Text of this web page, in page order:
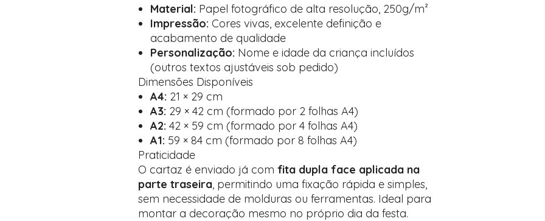
Material: Papel fotográfico de alta resolução, 250g/m²
Impressão: Cores vivas, excelente definição e
acabamento de qualidade
Personalização: Nome e idade da criança incluídos
(outros textos ajustáveis sob pedido)
Dimensões Disponíveis
A4: 21 × 29 cm
A3: 29 × 42 cm (formado por 2 folhas A4)
A2: 42 × 59 cm (formado por 4 folhas A4)
A1: 59 × 84 cm (formado por 8 folhas A4)
Praticidade
O cartaz é enviado já com fita dupla face aplicada na
parte traseira, permitindo uma fixação rápida e simples,
sem necessidade de molduras ou ferramentas. Ideal para
montar a decoração mesmo no próprio dia da festa.